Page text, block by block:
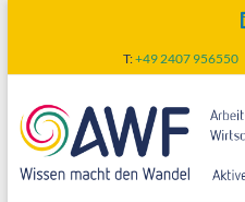
content
T:+49 2407 956550